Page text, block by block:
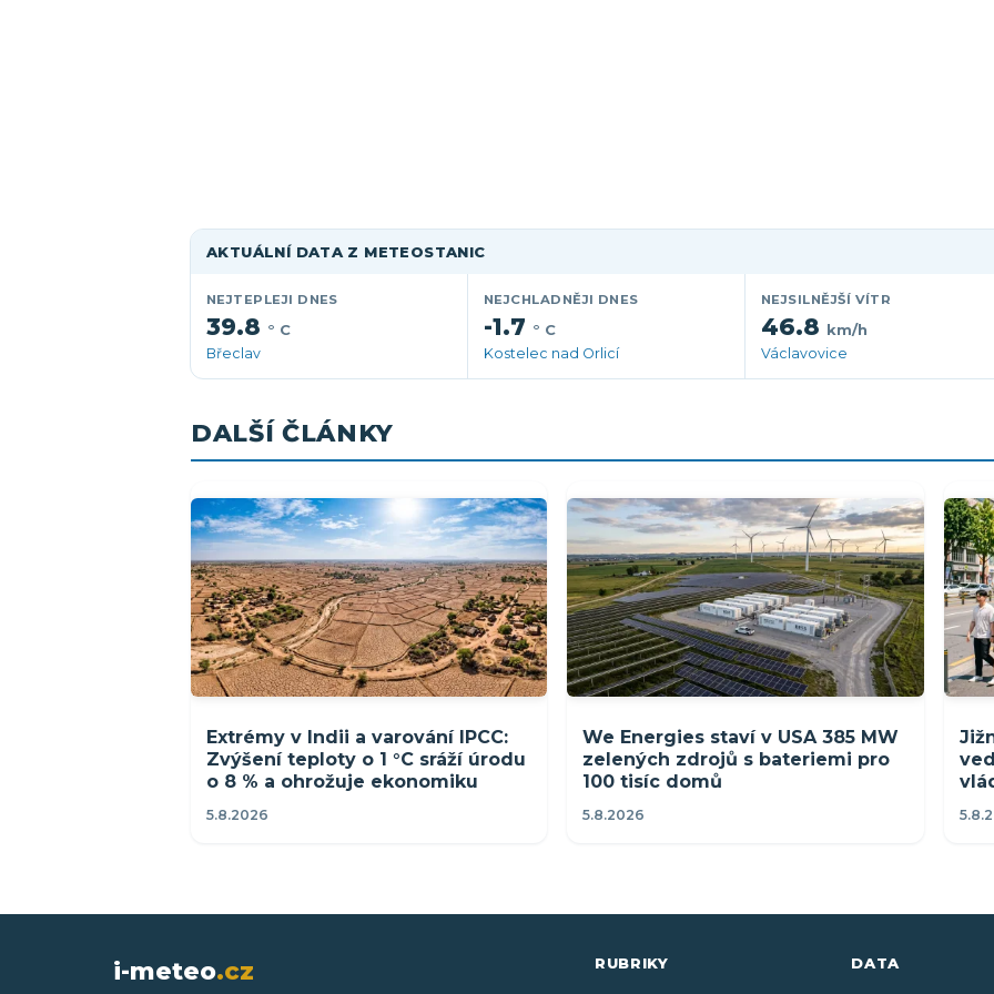
AKTUÁLNÍ DATA Z METEOSTANIC
NEJTEPLEJI DNES
39.8 ° C
Břeclav
NEJCHLADNĚJI DNES
-1.7 ° C
Kostelec nad Orlicí
NEJSILNĚJŠÍ VÍTR
46.8 km/h
Václavovice
DALŠÍ ČLÁNKY
Extrémy v Indii a varování IPCC:
Zvýšení teploty o 1 °C sráží úrodu
o 8 % a ohrožuje ekonomiku
5.8.2026
We Energies staví v USA 385 MW
zelených zdrojů s bateriemi pro
100 tisíc domů
5.8.2026
i-meteo.cz RUBRIKY DATA